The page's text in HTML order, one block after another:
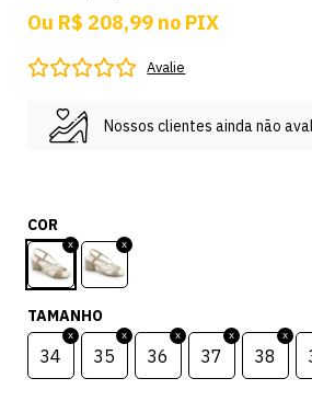
Ou R$ 208,99 no PIX
Avalie
Nossos clientes ainda não
COR
TAMANHO
34 35 36 37 38